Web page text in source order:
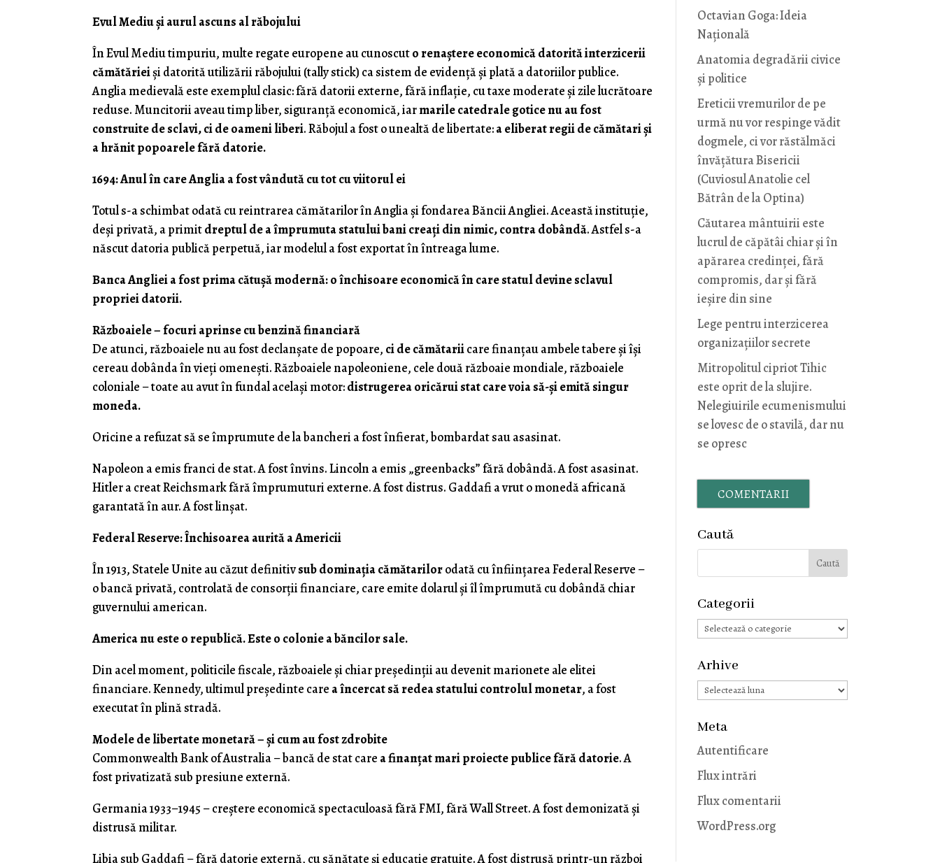
Evul Mediu și aurul ascuns al răbojului
În Evul Mediu timpuriu, multe regate europene au cunoscuto renaștere economică datorită interzicerii
cămătărieiși datorită utilizării răbojului (tally stick) ca sistem de evidență și plată a datoriilor publice.
Anglia medievală este exemplul clasic: fără datorii externe, fără inflație, cu taxe moderate și zile lucrătoare
reduse. Muncitorii aveau timp liber, siguranță economică, iarmarile catedrale gotice nu au fost
construite de sclavi, ci de oameni liberi. Răbojul a fost o unealtă de libertate:a eliberat regii de cămătari și
a hrănit popoarele fără datorie.
1694: Anul în care Anglia a fost vândută cu tot cu viitorul ei
Totul s-a schimbat odată cu reintrarea cămătarilor în Anglia și fondarea Băncii Angliei. Această instituție,
deși privată, a primitdreptul de a împrumuta statului bani creați din nimic, contra dobândă. Astfel s-a
născut datoria publică perpetuă, iar modelul a fost exportat în întreaga lume.
Banca Angliei a fost prima cătușă modernă: o închisoare economică în care statul devine sclavul
propriei datorii.
Războaiele – focuri aprinse cu benzină financiară
De atunci, războaiele nu au fost declanșate de popoare, ci de cămătariicare finanțau ambele tabere și își
cereau dobânda în vieți omenești. Războaiele napoleoniene, cele două războaie mondiale, războaiele
coloniale – toate au avut în fundal același motor:distrugerea oricărui stat care voia să-și emită singur
moneda.
Oricine a refuzat să se împrumute de la bancheri a fost înfierat, bombardat sau asasinat.
Napoleon a emis franci de stat. A fost învins. Lincoln a emis „greenbacks” fără dobândă. A fost asasinat.
Hitler a creat Reichsmark fără împrumuturi externe. A fost distrus. Gaddafi a vrut o monedă africană
garantată în aur. A fost linșat.
Federal Reserve: Închisoarea aurită a Americii
În 1913, Statele Unite au căzut definitivsub dominația cămătarilorodată cu înființarea Federal Reserve –
o bancă privată, controlată de consorții financiare, care emite dolarul și îl împrumută cu dobândă chiar
guvernului american.
America nu este o republică. Este o colonie a băncilor sale.
Din acel moment, politicile fiscale, războaiele și chiar președinții au devenit marionete ale elitei
financiare. Kennedy, ultimul președinte care a încercat să redea statului controlul monetar, a fost
executat în plină stradă.
Modele de libertate monetară – și cum au fost zdrobite
Commonwealth Bank of Australia – bancă de stat care a finanțat mari proiecte publice fără datorie. A
fost privatizată sub presiune externă.
Germania 1933–1945 – creștere economică spectaculoasă fără FMI, fără Wall Street. A fost demonizată și
distrusă militar.
Libia sub Gaddafi – fără datorie externă, cu sănătate și educație gratuite. A fost distrusă printr-un război
Octavian Goga: Ideia
Naţională
Anatomia degradării civice
și politice
Ereticii vremurilor de pe
urmă nu vor respinge vădit
dogmele, ci vor răstălmăci
învățătura Bisericii
(Cuviosul Anatolie cel
Bătrân de la Optina)
Căutarea mântuirii este
lucrul de căpătâi chiar și în
apărarea credinței, fără
compromis, dar și fără
ieșire din sine
Lege pentru interzicerea
organizaţiilor secrete
Mitropolitul cipriot Tihic
este oprit de la slujire.
Nelegiuirile ecumenismului
se lovesc de o stavilă, dar nu
se opresc
COMENTARII
Caută
Categorii
Categorii
Arhive
Arhive
Meta
Autentificare
Flux intrări
Flux comentarii
WordPress.org